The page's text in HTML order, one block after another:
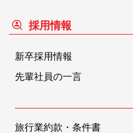
採用情報
新卒採用情報
先輩社員の一言
旅行業約款・条件書